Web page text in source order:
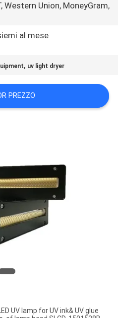
Western Union, MoneyGram,
al mese
, uv light dryer
PREZZO
UV lamp for UV ink& UV glue